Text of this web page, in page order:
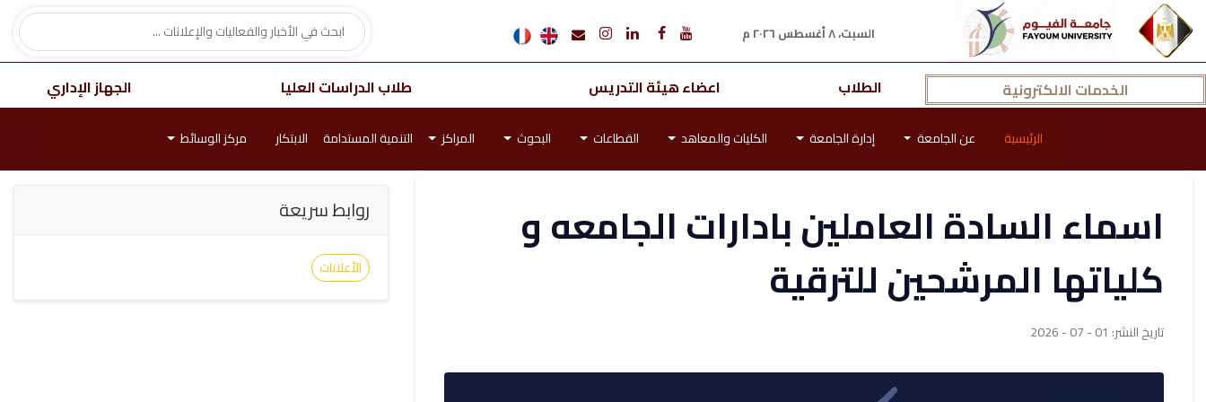
السبت، ٨ أغسطس ٢٠٢٦ م
الخدمات الالكترونية الطلاب اعضاء هيئة التدريس طلاب الدراسات العليا الجهاز الإداري
الرئيسية عن الجامعة إدارة الجامعة الكليات والمعاهد القطاعات البحوث المراكز التنمية المستدامة الابتكار مركز الوسائط
اسماء السادة العاملين بادارات الجامعه و
كلياتها المرشحين للترقية
تاريخ النشر: 01 - 07 - 2026
روابط سريعة
الأعلانات